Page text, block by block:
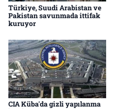
Türkiye, Suudi Arabistan ve
Pakistan savunmada ittifak
kuruyor
CIA Küba'da gizli yapılanma